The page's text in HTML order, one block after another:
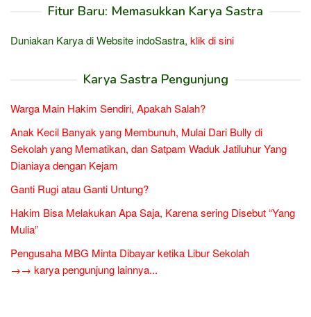
Fitur Baru: Memasukkan Karya Sastra
Duniakan Karya di Website indoSastra, klik di sini
Karya Sastra Pengunjung
Warga Main Hakim Sendiri, Apakah Salah?
Anak Kecil Banyak yang Membunuh, Mulai Dari Bully di
Sekolah yang Mematikan, dan Satpam Waduk Jatiluhur Yang
Dianiaya dengan Kejam
Ganti Rugi atau Ganti Untung?
Hakim Bisa Melakukan Apa Saja, Karena sering Disebut “Yang
Mulia”
Pengusaha MBG Minta Dibayar ketika Libur Sekolah
→→ karya pengunjung lainnya...